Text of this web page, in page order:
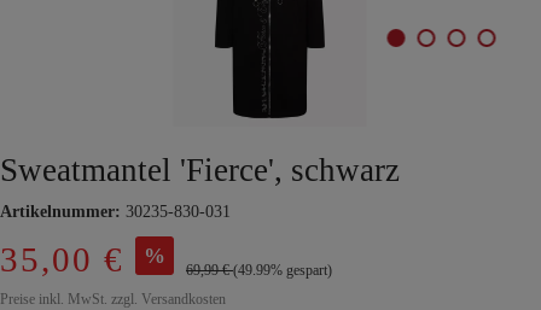
Sweatmantel 'Fierce', schwarz
Artikelnummer: 30235-830-031
35,00 € %
69,99 €(49.99% gespart)
Preise inkl. MwSt. zzgl. Versandkosten